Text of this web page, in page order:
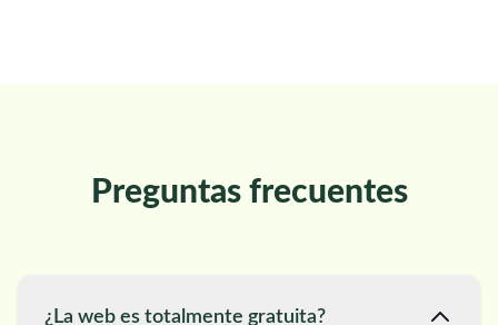
Preguntas frecuentes
¿La web es totalmente gratuita?